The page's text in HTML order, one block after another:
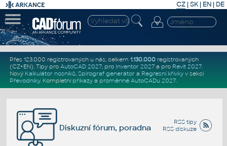
CZ | SK| EN | DE
Přes 123.000 registrovaných u nás, celkem 1.130.000registrovaných
(CZ+EN). Tipy pro AutoCAD 2027, pro Inventor 2027a pro Revit 2027.
Nový Kalkulátor nosníků, Spirograf generátor a Regresní křivkyv sekci
Převodníky. Kompletní příkazya proměnné AutoCADu 2027.
RSS tipy
RSS diskuze
Diskuzní fórum, poradna